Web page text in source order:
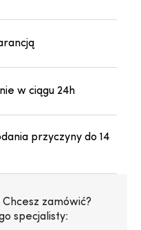
w ciągu 24h
przyczyny do 14
zamówić?
specjalisty: